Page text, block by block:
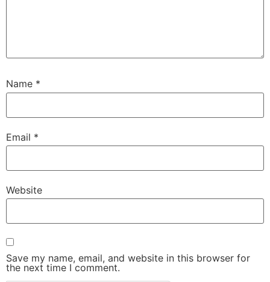
Name *
Email *
Website
Save my name, email, and website in this browser for
the next time I comment.